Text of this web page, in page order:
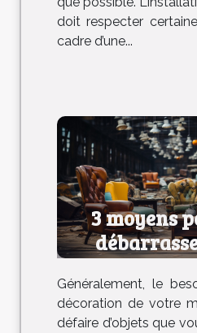
doit respecter
cadre d’une...
3 moyens
anciens
Généralement, le
décoration de votre
défaire d’objets que